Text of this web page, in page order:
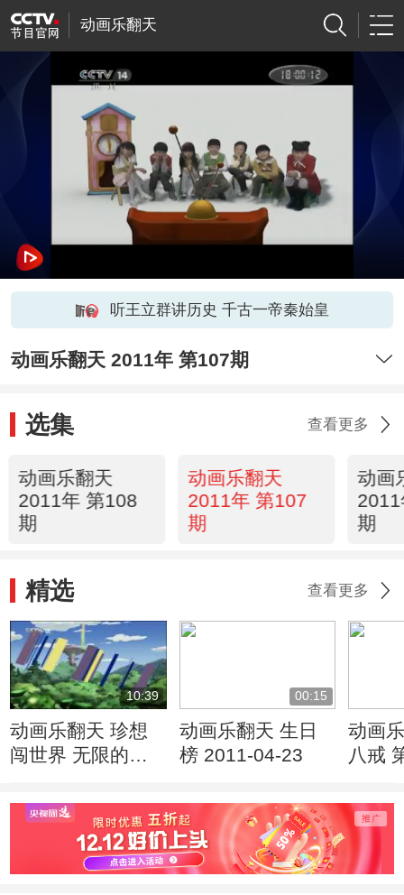
动画乐翻天
听王立群讲历史 千古一帝秦始皇
动画乐翻天 2011年 第107期
选集 查看更多
动画乐翻天
2011年 第108
期
动画乐翻天
2011年 第107
期
动画
期
精选 查看更多
10:39
动画乐翻天 珍想
闯世界 无限的悲
00:15
动画乐翻天 生日
榜 2011-04-23
动画
八戒